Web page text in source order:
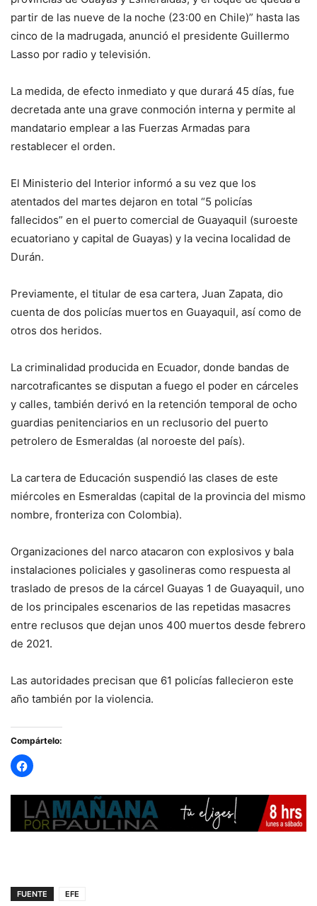
partir de las nueve de la noche (23:00 en Chile)” hasta las
cinco de la madrugada, anunció el presidente Guillermo
Lasso por radio y televisión.
La medida, de efecto inmediato y que durará 45 días, fue
decretada ante una grave conmoción interna y permite al
mandatario emplear a las Fuerzas Armadas para
restablecer el orden.
El Ministerio del Interior informó a su vez que los
atentados del martes dejaron en total “5 policías
fallecidos” en el puerto comercial de Guayaquil (suroeste
ecuatoriano y capital de Guayas) y la vecina localidad de
Durán.
Previamente, el titular de esa cartera, Juan Zapata, dio
cuenta de dos policías muertos en Guayaquil, así como de
otros dos heridos.
La criminalidad producida en Ecuador, donde bandas de
narcotraficantes se disputan a fuego el poder en cárceles
y calles, también derivó en la retención temporal de ocho
guardias penitenciarios en un reclusorio del puerto
petrolero de Esmeraldas (al noroeste del país).
La cartera de Educación suspendió las clases de este
miércoles en Esmeraldas (capital de la provincia del mismo
nombre, fronteriza con Colombia).
Organizaciones del narco atacaron con explosivos y bala
instalaciones policiales y gasolineras como respuesta al
traslado de presos de la cárcel Guayas 1 de Guayaquil, uno
de los principales escenarios de las repetidas masacres
entre reclusos que dejan unos 400 muertos desde febrero
de 2021.
Las autoridades precisan que 61 policías fallecieron este
año también por la violencia.
Compártelo:
FUENTE EFE